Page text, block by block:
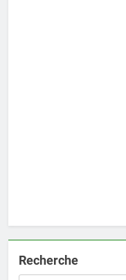
Recherche